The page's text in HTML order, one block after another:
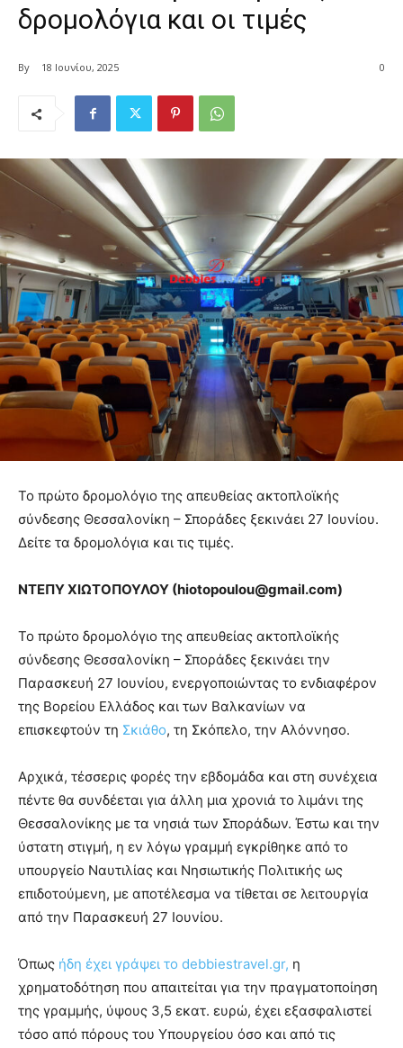
δρομολόγια και οι τιμές
By 18 Ιουνίου, 2025 0
Το πρώτο δρομολόγιο της απευθείας ακτοπλοϊκής
σύνδεσης Θεσσαλονίκη – Σποράδες ξεκινάει 27 Ιουνίου.
Δείτε τα δρομολόγια και τις τιμές.
ΝΤΕΠΥ ΧΙΩΤΟΠΟΥΛΟΥ (hiotopoulou@gmail.com)
Το πρώτο δρομολόγιο της απευθείας ακτοπλοϊκής
σύνδεσης Θεσσαλονίκη – Σποράδες ξεκινάει την
Παρασκευή 27 Ιουνίου, ενεργοποιώντας το ενδιαφέρον
της Βορείου Ελλάδος και των Βαλκανίων να
επισκεφτούν τη Σκιάθο, τη Σκόπελο, την Αλόννησο.
Αρχικά, τέσσερις φορές την εβδομάδα και στη συνέχεια
πέντε θα συνδέεται για άλλη μια χρονιά το λιμάνι της
Θεσσαλονίκης με τα νησιά των Σποράδων. Έστω και την
ύστατη στιγμή, η εν λόγω γραμμή εγκρίθηκε από το
υπουργείο Ναυτιλίας και Νησιωτικής Πολιτικής ως
επιδοτούμενη, με αποτέλεσμα να τίθεται σε λειτουργία
από την Παρασκευή 27 Ιουνίου.
Όπως ήδη έχει γράψει το debbiestravel.gr, η
χρηματοδότηση που απαιτείται για την πραγματοποίηση
της γραμμής, ύψους 3,5 εκατ. ευρώ, έχει εξασφαλιστεί
τόσο από πόρους του Υπουργείου όσο και από τις